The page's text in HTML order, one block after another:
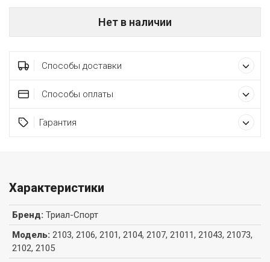
Нет в наличии
Способы доставки
Способы оплаты
Гарантия
Характеристики
Бренд: Триал-Спорт
Модель: 2103, 2106, 2101, 2104, 2107, 21011, 21043, 21073,
2102, 2105